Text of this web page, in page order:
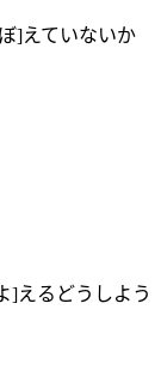
]えていないか
]えるどうしよう